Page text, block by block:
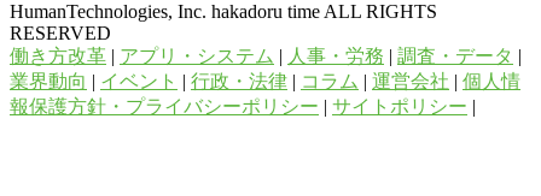
HumanTechnologies, Inc. hakadoru time ALL RIGHTS
RESERVED
働き方改革 | アプリ・システム | 人事・労務 | 調査・データ |
業界動向 | イベント | 行政・法律 | コラム | 運営会社 | 個人情
報保護方針・プライバシーポリシー | サイトポリシー |